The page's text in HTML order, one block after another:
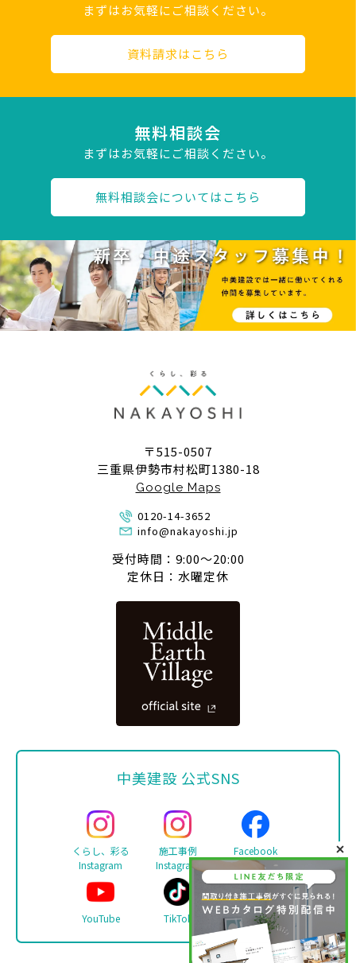
まずはお気軽にご相談ください。
資料請求はこちら
無料相談会
まずはお気軽にご相談ください。
無料相談会についてはこちら
〒515-0507
三重県伊勢市村松町1380-18
Google Maps
0120-14-3652
info@nakayoshi.jp
受付時間：9:00〜20:00
定休日：水曜定休
中美建設 公式SNS
くらし、彩る
Instagram
施工事例
Instagram
Facebook
YouTube TikTok LINE